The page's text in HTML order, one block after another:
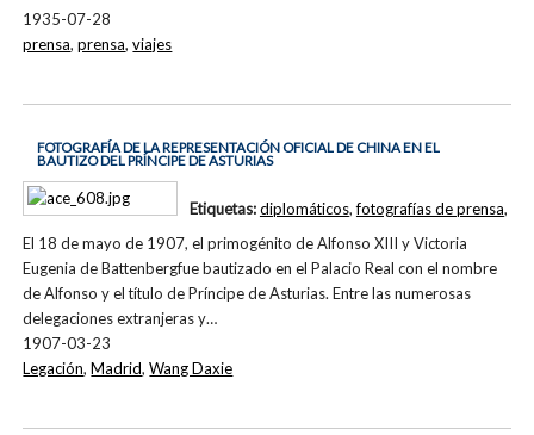
1935-07-28
prensa,prensa,viajes
FOTOGRAFÍA DE LA REPRESENTACIÓN OFICIAL DE CHINA EN EL
BAUTIZO DEL PRÍNCIPE DE ASTURIAS
El 18 de mayo de 1907, el primogénito de Alfonso XIII y Victoria
Eugenia de Battenbergfue bautizado en el Palacio Real con el nombre
de Alfonso y el título de Príncipe de Asturias. Entre las numerosas
delegaciones extranjeras y…
1907-03-23
Etiquetas:diplomáticos,fotografías de prensa,
Legación,Madrid,Wang Daxie